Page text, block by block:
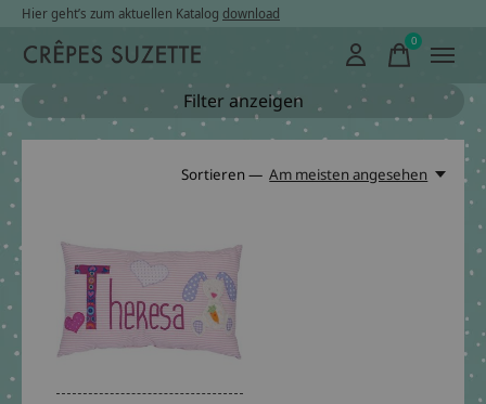
Hier geht’s zum aktuellen Katalog download
0items
Filter anzeigen
Sortieren — Am meisten angesehen